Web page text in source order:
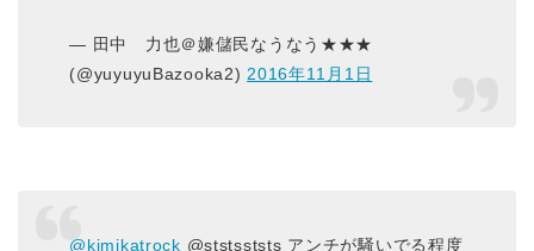
— 田中 力也＠嫌儲民なうなう★★★
(@yuyuyuBazooka2)2016年11月1日
@kimikatrock @ststsststs アンチが騒いでる程度